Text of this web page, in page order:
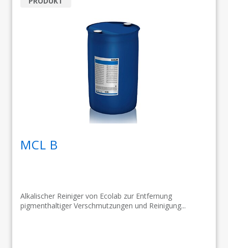
MCL B
Alkalischer Reiniger von Ecolab zur Entfernung
pigmenthaltiger Verschmutzungen und Reinigung...